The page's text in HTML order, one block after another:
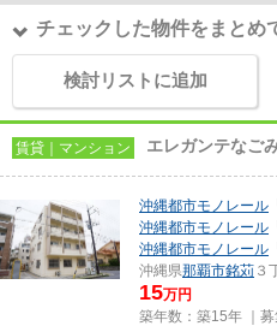
チェックした物件をまとめ
検討リストに追加
賃貸｜マンション エレガンテなご
沖縄都市モノレール
沖縄都市モノレール
沖縄都市モノレール
沖縄県那覇市銘苅 ３
15万円
築年数：築15年 ｜募